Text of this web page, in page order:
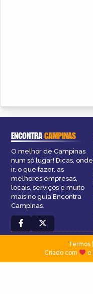
ENCONTRACAMPINAS
O melhor de Campinas
num só lugar! Dicas, onde
ir, o que fazer, as
melhores empresas,
locais, serviços e muito
mais no guia Encontra
Campinas.
Termos|
Criado com
e